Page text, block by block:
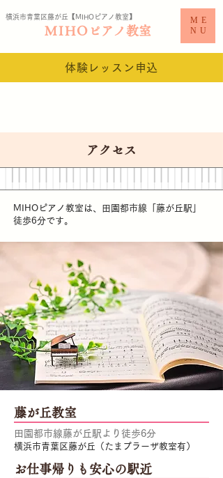
横浜市青葉区藤が丘【MIHO ピアノ教室​】
MIHO ピアノ教室
ME
NU
体験レッスン申込
アクセス
MIHOピアノ教室は、田園都市線「藤が丘駅」
​徒歩6分です。
藤が丘教室
田園都市線藤が丘​駅より徒歩6分
横浜市青葉区藤が丘（たまプラーザ教室有）
​お仕事帰りも安心の駅近